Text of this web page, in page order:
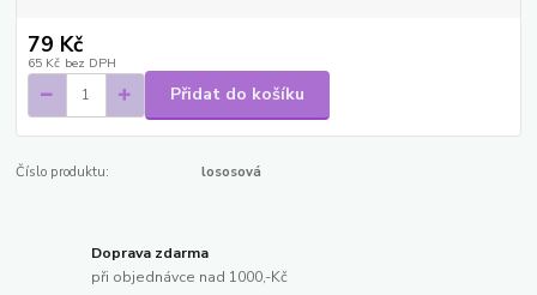
79 Kč
65 Kč bez DPH
Přidat do košíku
Číslo produktu: lososová
Doprava zdarma
při objednávce nad 1000,-Kč